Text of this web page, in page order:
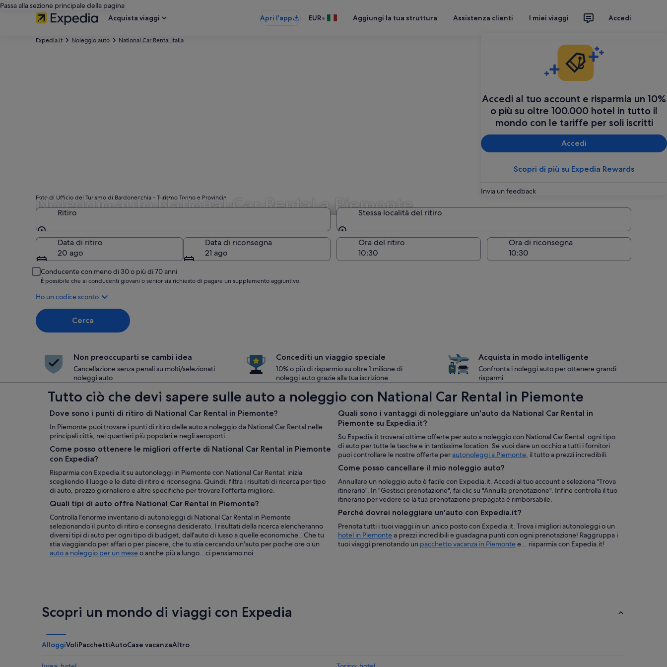
Passa alla sezione principale della pagina
Acquista viaggi
Apri l’app EUR• Aggiungi la tua struttura Assistenza clienti I miei viaggi Accedi
Accedi al tuo account e risparmia un 10%
o più su oltre 100.000 hotel in tutto il
mondo con le tariffe per soli iscritti
Accedi
Scopri di più su Expedia Rewards
Invia un feedback
Expedia.it Noleggio auto National Car Rental Italia
Noleggio auto National Car Rental a Piemonte
Foto di Ufficio del Turismo di Bardonecchia - Turismo Torino e Provincia
Ritiro
Ritiro
Stessa località del ritiro
Stessa località del ritiro
Data di ritiro
20 ago
Data di riconsegna
21 ago
Ora del ritiro Ora di riconsegna
Conducente con meno di 30 o più di 70 anni
È possibile che ai conducenti giovani o senior sia richiesto di pagare un supplemento aggiuntivo.
Ho un codice sconto
Cerca
Non preoccuparti se cambi idea
Cancellazione senza penali su molti/selezionati
noleggi auto
Concediti un viaggio speciale
10% o più di risparmio su oltre 1 milione di
noleggi auto grazie alla tua iscrizione
Acquista in modo intelligente
Confronta i noleggi auto per ottenere grandi
risparmi
Tutto ciò che devi sapere sulle auto a noleggio con National Car Rental in Piemonte
Dove sono i punti di ritiro di National Car Rental in Piemonte?
In Piemonte puoi trovare i punti di ritiro delle auto a noleggio da National Car Rental nelle
principali città, nei quartieri più popolari e negli aeroporti.
Come posso ottenere le migliori offerte di National Car Rental in Piemonte
con Expedia?
Risparmia con Expedia.it su autonoleggi in Piemonte con National Car Rental: inizia
scegliendo il luogo e le date di ritiro e riconsegna. Quindi, filtra i risultati di ricerca per tipo
di auto, prezzo giornaliero e altre specifiche per trovare l'offerta migliore.
Quali tipi di auto offre National Car Rental in Piemonte?
Controlla l'enorme inventario di autonoleggi di National Car Rental in Piemonte
selezionando il punto di ritiro e consegna desiderato. I risultati della ricerca elencheranno
diversi tipi di auto per ogni tipo di budget, dall'auto di lusso a quelle economiche.. Che tu
stia viaggiando per affari o per piacere, che tu stia cercando un'auto per poche ore o un
auto a noleggio per un meseo anche più a lungo...ci pensiamo noi.
Quali sono i vantaggi di noleggiare un'auto da National Car Rental in
Piemonte su Expedia.it?
Su Expedia.it troverai ottime offerte per auto a noleggio con National Car Rental: ogni tipo
di auto per tutte le tasche e in tantissime location. Se vuoi dare un occhio a tutti i fornitori
puoi controllare le nostre offerte per autonoleggi a Piemonte, il tutto a prezzi incredibili.
Come posso cancellare il mio noleggio auto?
Annullare un noleggio auto è facile con Expedia.it. Accedi al tuo account e seleziona "Trova
itinerario". In "Gestisci prenotazione", fai clic su "Annulla prenotazione". Infine controlla il tuo
itinerario per vedere se la tua prenotazione prepagata è rimborsabile.
Perché dovrei noleggiare un'auto con Expedia.it?
Prenota tutti i tuoi viaggi in un unico posto con Expedia.it. Trova i migliori autonoleggi o un
hotel in Piemonte a prezzi incredibili e guadagna punti con ogni prenotazione! Raggruppa i
tuoi viaggi prenotando un pacchetto vacanza in Piemontee... risparmia con Expedia.it!
Scopri un mondo di viaggi con Expedia
AlloggiVoliPacchettiAutoCase vacanzaAltro